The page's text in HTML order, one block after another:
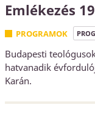
Emlékezés
PROGRAMOK
Budapesti
hatvanadik
Karán.